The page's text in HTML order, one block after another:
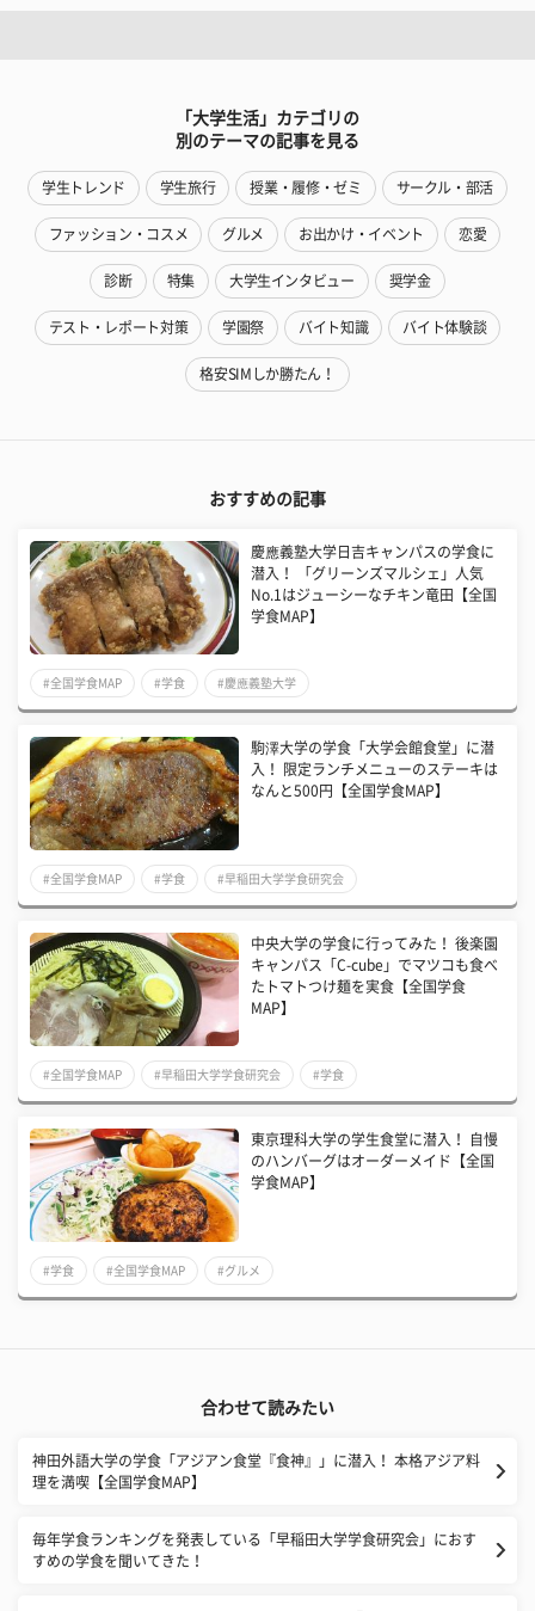
「大学生活」カテゴリの
別のテーマの記事を見る
学生トレンド 学生旅行 授業・履修・ゼミ サークル・部活
ファッション・コスメ グルメ お出かけ・イベント 恋愛
診断 特集 大学生インタビュー 奨学金
テスト・レポート対策 学園祭 バイト知識 バイト体験談
格安SIMしか勝たん！
おすすめの記事
慶應義塾大学日吉キャンパスの学食に
潜入！ 「グリーンズマルシェ」人気
No.1はジューシーなチキン竜田【全国
学食MAP】
#全国学食MAP #学食 #慶應義塾大学
駒澤大学の学食「大学会館食堂」に潜
入！ 限定ランチメニューのステーキは
なんと500円【全国学食MAP】
#全国学食MAP #学食 #早稲田大学学食研究会
中央大学の学食に行ってみた！ 後楽園
キャンパス「C-cube」でマツコも食べ
たトマトつけ麺を実食【全国学食
MAP】
#全国学食MAP #早稲田大学学食研究会 #学食
東京理科大学の学生食堂に潜入！ 自慢
のハンバーグはオーダーメイド【全国
学食MAP】
#学食 #全国学食MAP #グルメ
合わせて読みたい
神田外語大学の学食「アジアン食堂『食神』」に潜入！ 本格アジア料
理を満喫【全国学食MAP】
毎年学食ランキングを発表している「早稲田大学学食研究会」におす
すめの学食を聞いてきた！